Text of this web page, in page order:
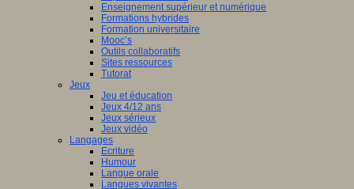
Enseignement supérieur et numérique
Formations hybrides
Formation universitaire
Mooc’s
Outils collaboratifs
Sites ressources
Tutorat
Jeux
Jeu et éducation
Jeux 4/12 ans
Jeux sérieux
Jeux vidéo
Langages
Ecriture
Humour
Langue orale
Langues vivantes